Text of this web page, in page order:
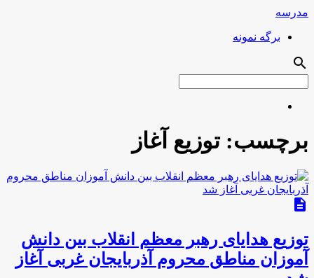
مدرسه
برگه نمونه
search
برچسب:توزیع آغاز
description
توزیع هدایای رهبر معظم انقلاب بین دانش
آموزان مناطق محروم آذربایجان غربی آغاز